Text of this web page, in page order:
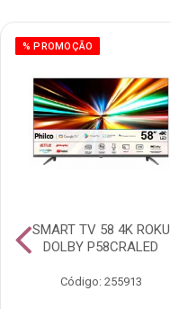
% PROMOÇÃO
SMART TV 58 4K ROKU
DOLBY P58CRALED
Código: 255913